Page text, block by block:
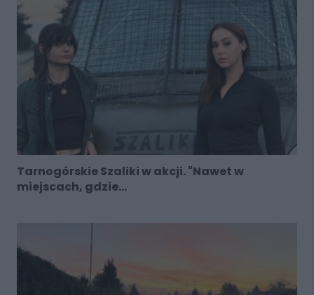
Tarnogórskie Szaliki w akcji. "Nawet w
miejscach, gdzie...